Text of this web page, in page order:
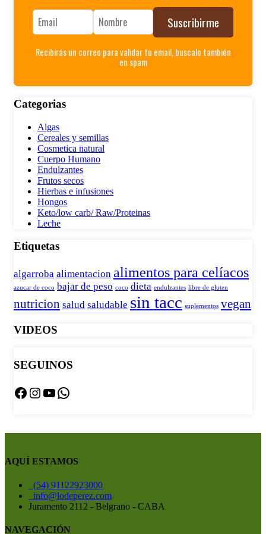
Suscribirme
Recibirás un correo para validar tu email, buscalo también
en spam
Categorias
Algas
Cereales y semillas
Cosmetica natural
Cuerpo Humano
Endulzantes
Frutos secos
Hierbas e infusiones
Hongos
Keto/low carb/ Raw/Proteinas
Leche
Etiquetas
algarroba alimentacion alimentos para celíacos
azucar de coco bajar de peso coco dieta endulzantes libre de gluten
nutricion salud saludable sin tacc suplementos vegan
VIDEOS
SEGUINOS
Facebook Instagram YouTube WhatsApp
AQUÍ ESTAMOS
(54) 91122923000
info@lodeperez.com
Juramento 2112 - Belgrano - CABA
NAVEGACIÓN